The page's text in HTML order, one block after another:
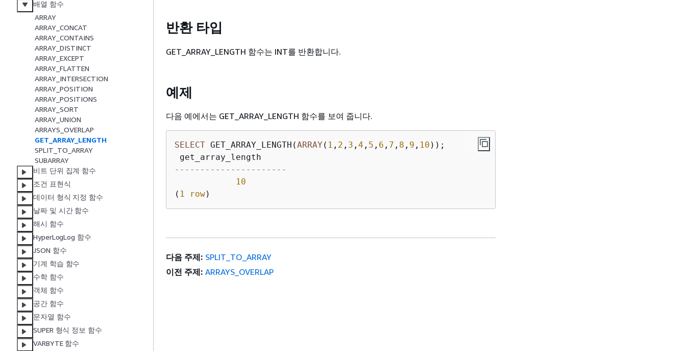
배열 함수
ARRAY
ARRAY_CONCAT
ARRAY_CONTAINS
ARRAY_DISTINCT
ARRAY_EXCEPT
ARRAY_FLATTEN
ARRAY_INTERSECTION
ARRAY_POSITION
ARRAY_POSITIONS
ARRAY_SORT
ARRAY_UNION
ARRAYS_OVERLAP
GET_ARRAY_LENGTH
SPLIT_TO_ARRAY
SUBARRAY
비트 단위 집계 함수
조건 표현식
데이터 형식 지정 함수
날짜 및 시간 함수
해시 함수
HyperLogLog 함수
JSON 함수
기계 학습 함수
수학 함수
객체 함수
공간 함수
문자열 함수
SUPER 형식 정보 함수
VARBYTE 함수
반환 타입
GET_ARRAY_LENGTH 함수는 INT를 반환합니다.
예제
다음 예에서는 GET_ARRAY_LENGTH 함수를 보여 줍니다.
SELECT GET_ARRAY_LENGTH(ARRAY ( 1 , 2 , 3 , 4 , 5 , 6 , 7 , 8 , 9 , 10 ));
----------------------
10
( 1 row)
다음 주제: SPLIT_TO_ARRAY
이전 주제: ARRAYS_OVERLAP